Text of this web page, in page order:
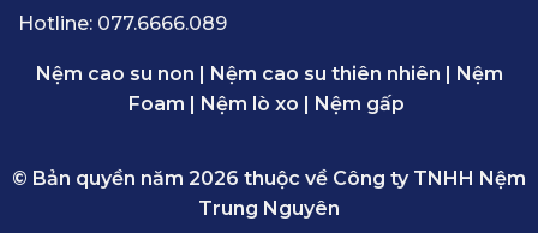
Hotline: 077.6666.089
Nệm cao su non Nệm cao su thiên nhiên
Nệm
Foam
Nệm lò xo Nệm gấp
© Bản quyền năm 2026 thuộc về Công ty TNHH Nệm
Trung Nguyên